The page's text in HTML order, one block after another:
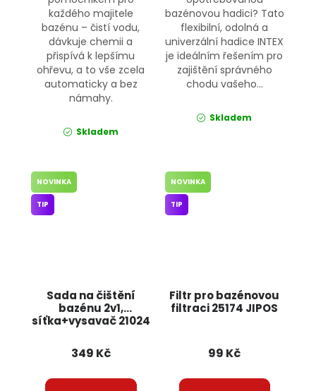
každého majitele
bazénu – čistí vodu,
dávkuje chemii a
přispívá k lepšímu
ohřevu, a to vše zcela
automaticky a bez
námahy.
Skladem
bazénovou hadici? Tato
flexibilní, odolná a
univerzální hadice INTEX
je ideálním řešením pro
zajištění správného
chodu vašeho...
Skladem
Sada na čištění
bazénu 2v1,
síťka+vysavač 21024
NOVINKA
TIP
349 Kč
Filtr pro bazénovou
filtraci 25174 JIPOS
NOVINKA
TIP
99 Kč